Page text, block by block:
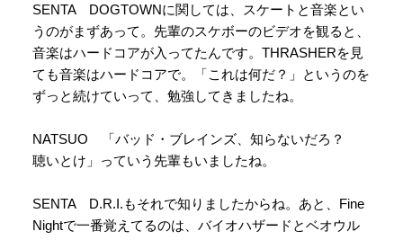
SENTA DOGTOWNに関しては、スケートと音楽とい
うのがまずあって。先輩のスケボーのビデオを観ると、
音楽はハードコアが入ってたんです。THRASHERを見
ても音楽はハードコアで。「これは何だ？」というのを
ずっと続けていって、勉強してきましたね。
NATSUO 「バッド・ブレインズ、知らないだろ？
聴いとけ」っていう先輩もいましたね。
SENTA D.R.I.もそれで知りましたからね。あと、Fine
Nightで一番覚えてるのは、バイオハザードとベオウル